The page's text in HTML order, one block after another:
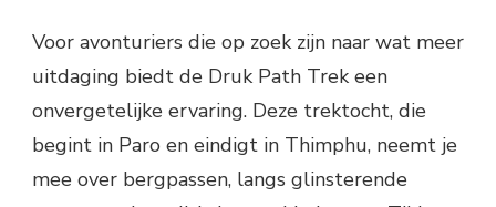
Voor avonturiers die op zoek zijn naar wat meer
uitdaging biedt de Druk Path Trek een
onvergetelijke ervaring. Deze trektocht, die
begint in Paro en eindigt in Thimphu, neemt je
mee over bergpassen, langs glinsterende